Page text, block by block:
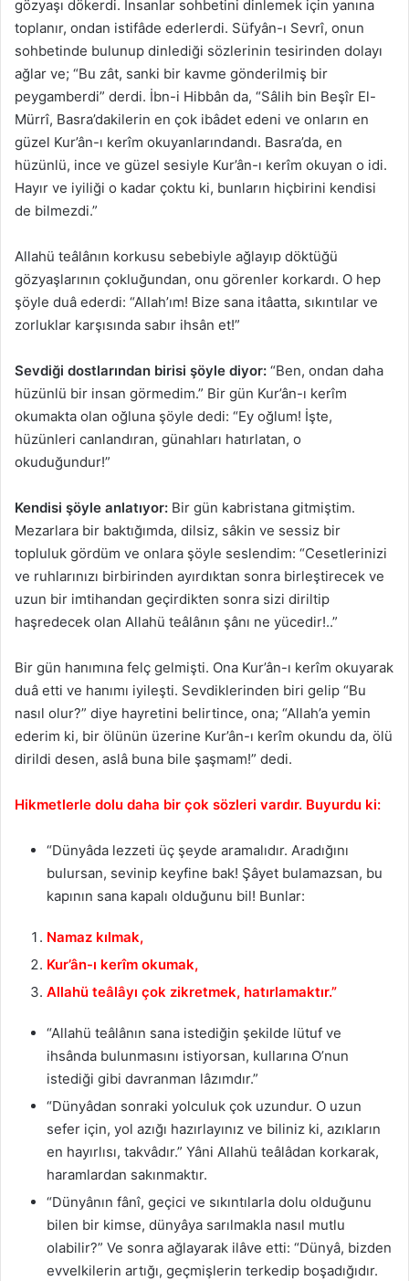
gözyaşı dökerdi. İnsanlar sohbetini dinlemek için yanına
toplanır, ondan istifâde ederlerdi. Süfyân-ı Sevrî, onun
sohbetinde bulunup dinlediği sözlerinin tesirinden dolayı
ağlar ve; “Bu zât, sanki bir kavme gönderilmiş bir
peygamberdi” derdi. İbn-i Hibbân da, “Sâlih bin Beşîr El-
Mürrî, Basra’dakilerin en çok ibâdet edeni ve onların en
güzel Kur’ân-ı kerîm okuyanlarındandı. Basra’da, en
hüzünlü, ince ve güzel sesiyle Kur’ân-ı kerîm okuyan o idi.
Hayır ve iyiliği o kadar çoktu ki, bunların hiçbirini kendisi
de bilmezdi.”
Allahü teâlânın korkusu sebebiyle ağlayıp döktüğü
gözyaşlarının çokluğundan, onu görenler korkardı. O hep
şöyle duâ ederdi: “Allah’ım! Bize sana itâatta, sıkıntılar ve
zorluklar karşısında sabır ihsân et!”
Sevdiği dostlarından birisi şöyle diyor: “Ben, ondan daha
hüzünlü bir insan görmedim.” Bir gün Kur’ân-ı kerîm
okumakta olan oğluna şöyle dedi: “Ey oğlum! İşte,
hüzünleri canlandıran, günahları hatırlatan, o
okuduğundur!”
Kendisi şöyle anlatıyor: Bir gün kabristana gitmiştim.
Mezarlara bir baktığımda, dilsiz, sâkin ve sessiz bir
topluluk gördüm ve onlara şöyle seslendim: “Cesetlerinizi
ve ruhlarınızı birbirinden ayırdıktan sonra birleştirecek ve
uzun bir imtihandan geçirdikten sonra sizi diriltip
haşredecek olan Allahü teâlânın şânı ne yücedir!..”
Bir gün hanımına felç gelmişti. Ona Kur’ân-ı kerîm okuyarak
duâ etti ve hanımı iyileşti. Sevdiklerinden biri gelip “Bu
nasıl olur?” diye hayretini belirtince, ona; “Allah’a yemin
ederim ki, bir ölünün üzerine Kur’ân-ı kerîm okundu da, ölü
dirildi desen, aslâ buna bile şaşmam!” dedi.
Hikmetlerle dolu daha bir çok sözleri vardır. Buyurdu ki:
“Dünyâda lezzeti üç şeyde aramalıdır. Aradığını
bulursan, sevinip keyfine bak! Şâyet bulamazsan, bu
kapının sana kapalı olduğunu bil! Bunlar:
Namaz kılmak,
Kur’ân-ı kerîm okumak,
Allahü teâlâyı çok zikretmek, hatırlamaktır.”
“Allahü teâlânın sana istediğin şekilde lütuf ve
ihsânda bulunmasını istiyorsan, kullarına O’nun
istediği gibi davranman lâzımdır.”
“Dünyâdan sonraki yolculuk çok uzundur. O uzun
sefer için, yol azığı hazırlayınız ve biliniz ki, azıkların
en hayırlısı, takvâdır.” Yâni Allahü teâlâdan korkarak,
haramlardan sakınmaktır.
“Dünyânın fânî, geçici ve sıkıntılarla dolu olduğunu
bilen bir kimse, dünyâya sarılmakla nasıl mutlu
olabilir?” Ve sonra ağlayarak ilâve etti: “Dünyâ, bizden
evvelkilerin artığı, geçmişlerin terkedip boşadığıdır.